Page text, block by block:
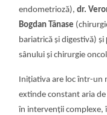
endometrioză), dr.
Bogdan Tănase
bariatrică și digestivă) și
sânului și chirurgie
Inițiativa are loc într-un
extinde constant aria
în intervenții complexe,